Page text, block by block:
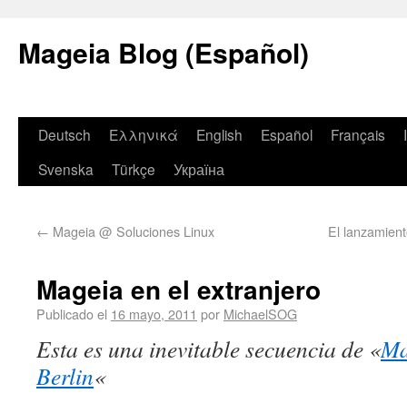
Mageia Blog (Español)
Deutsch Ελληνικά English Español Français
Svenska
Türkçe Україна
← Mageia @ Soluciones Linux El
Mageia en el extranjero
Publicado el 16 mayo, 2011 por MichaelSOG
Esta es una inevitable secuencia de «
Berlin«